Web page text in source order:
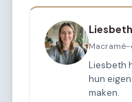
Liesbeth
hun
maken.